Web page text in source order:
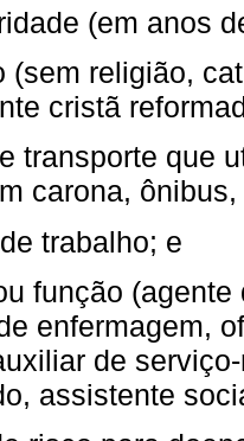
(em anos
(sem religião,
cristã
transporte que
carona,
trabalho; e
função
enfermagem,
de
assistente